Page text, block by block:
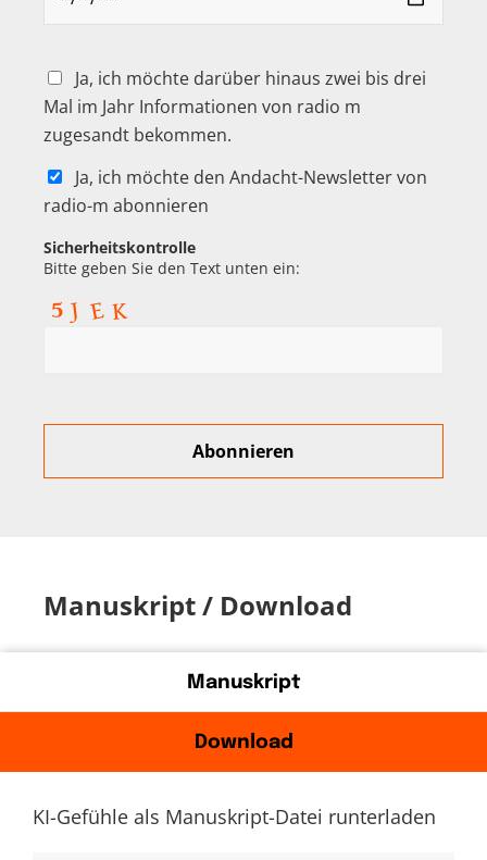
Ja, ich möchte darüber hinaus zwei bis drei
Mal im Jahr Informationen von radio m
zugesandt bekommen.
Ja, ich möchte den Andacht-Newsletter von
radio-m abonnieren
Sicherheitskontrolle
Bitte geben Sie den Text unten ein:
Manuskript / Download
Manuskript
Download
KI-Gefühle als Manuskript-Datei runterladen